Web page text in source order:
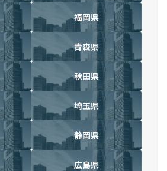
福岡県
青森県
秋田県
埼玉県
静岡県
広島県